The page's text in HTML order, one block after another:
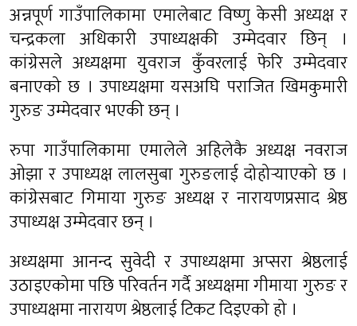
अन्नपूर्ण गाउँपालिकामा एमालेबाट विष्णु केसी अध्यक्ष र
चन्द्रकला अधिकारी उपाध्यक्षकी उम्मेदवार छिन् ।
कांग्रेसले अध्यक्षमा युवराज कुँवरलाई फेरि उम्मेदवार
बनाएको छ । उपाध्यक्षमा यसअघि पराजित खिमकुमारी
गुरुङ उम्मेदवार भएकी छन् ।
रुपा गाउँपालिकामा एमालेले अहिलेकै अध्यक्ष नवराज
ओझा र उपाध्यक्ष लालसुबा गुरुङलाई दोहोर्‍याएको छ ।
कांग्रेसबाट गिमाया गुरुङ अध्यक्ष र नारायणप्रसाद श्रेष्ठ
उपाध्यक्ष उम्मेदवार छन् ।
अध्यक्षमा आनन्द सुवेदी र उपाध्यक्षमा अप्सरा श्रेष्ठलाई
उठाइएकोमा पछि परिवर्तन गर्दै अध्यक्षमा गीमाया गुरुङ र
उपाध्यक्षमा नारायण श्रेष्ठलाई टिकट दिइएको हो ।